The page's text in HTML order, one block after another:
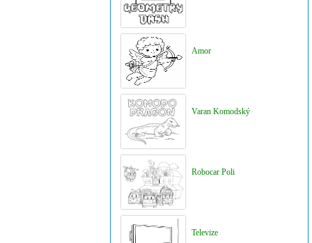
Amor
Varan Komodský
Robocar Poli
Televize